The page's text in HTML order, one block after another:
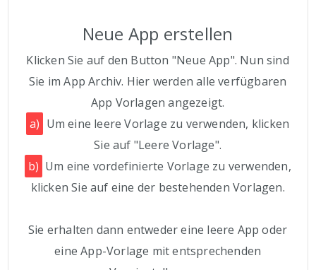
Neue App erstellen
Klicken Sie auf den Button "Neue App". Nun sind
Sie im App Archiv. Hier werden alle verfügbaren
App Vorlagen angezeigt.
a) Um eine leere Vorlage zu verwenden, klicken
Sie auf "Leere Vorlage".
b) Um eine vordefinierte Vorlage zu verwenden,
klicken Sie auf eine der bestehenden Vorlagen.
Sie erhalten dann entweder eine leere App oder
eine App-Vorlage mit entsprechenden